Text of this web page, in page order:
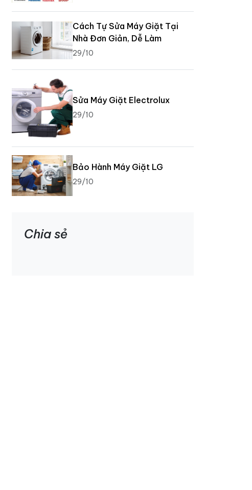
Cách Tự Sửa Máy Giặt Tại
Nhà Đơn Giản, Dễ Làm
29/10
Sửa Máy Giặt Electrolux
29/10
Bảo Hành Máy Giặt LG
29/10
Chia sẻ